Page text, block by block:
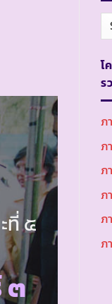
ที่ ๕
๓
หมู่
โ
ร
ภ
ภ
ภ
ภ
ภ
ภ